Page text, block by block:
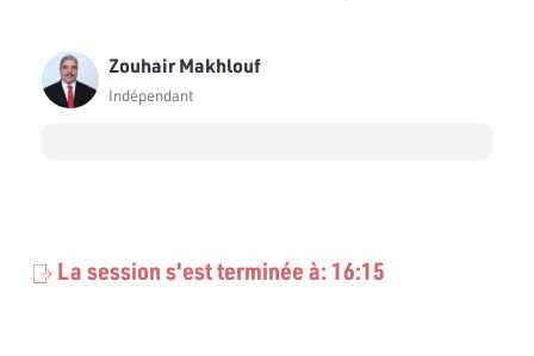
Zouhair Makhlouf
Indépendant
La session s'est terminée à: 16:15